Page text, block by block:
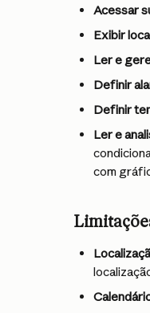
Acessar
Exibir
Ler e
Definir
Definir
Ler e
com